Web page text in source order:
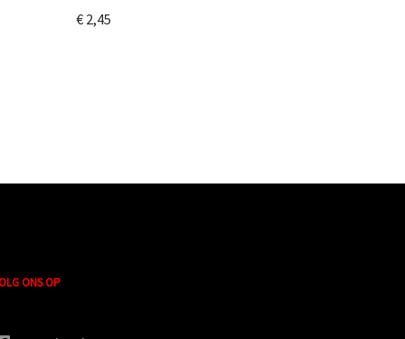
€2,45
ONS OP